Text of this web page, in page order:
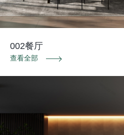
002餐厅
查看全部